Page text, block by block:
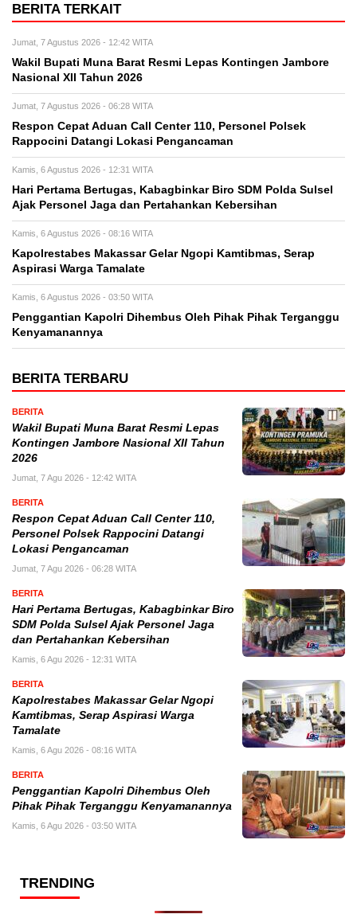
BERITA TERKAIT
Jumat, 7 Agustus 2026 - 12:42 WITA
Wakil Bupati Muna Barat Resmi Lepas Kontingen Jambore
Nasional XII Tahun 2026
Jumat, 7 Agustus 2026 - 06:28 WITA
Respon Cepat Aduan Call Center 110, Personel Polsek
Rappocini Datangi Lokasi Pengancaman
Kamis, 6 Agustus 2026 - 12:31 WITA
Hari Pertama Bertugas, Kabagbinkar Biro SDM Polda Sulsel
Ajak Personel Jaga dan Pertahankan Kebersihan
Kamis, 6 Agustus 2026 - 08:16 WITA
Kapolrestabes Makassar Gelar Ngopi Kamtibmas, Serap
Aspirasi Warga Tamalate
Kamis, 6 Agustus 2026 - 03:50 WITA
Penggantian Kapolri Dihembus Oleh Pihak Pihak Terganggu
Kenyamanannya
BERITA TERBARU
BERITA
Wakil Bupati Muna Barat Resmi Lepas
Kontingen Jambore Nasional XII Tahun
2026
Jumat, 7 Agu 2026 - 12:42 WITA
BERITA
Respon Cepat Aduan Call Center 110,
Personel Polsek Rappocini Datangi
Lokasi Pengancaman
Jumat, 7 Agu 2026 - 06:28 WITA
BERITA
Hari Pertama Bertugas, Kabagbinkar Biro
SDM Polda Sulsel Ajak Personel Jaga
dan Pertahankan Kebersihan
Kamis, 6 Agu 2026 - 12:31 WITA
BERITA
Kapolrestabes Makassar Gelar Ngopi
Kamtibmas, Serap Aspirasi Warga
Tamalate
Kamis, 6 Agu 2026 - 08:16 WITA
BERITA
Penggantian Kapolri Dihembus Oleh
Pihak Pihak Terganggu Kenyamanannya
Kamis, 6 Agu 2026 - 03:50 WITA
TRENDING